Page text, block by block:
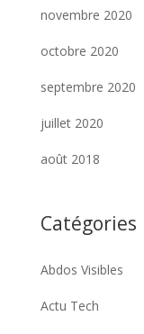
novembre 2020
octobre 2020
septembre 2020
juillet 2020
août 2018
Catégories
Abdos Visibles
Actu Tech